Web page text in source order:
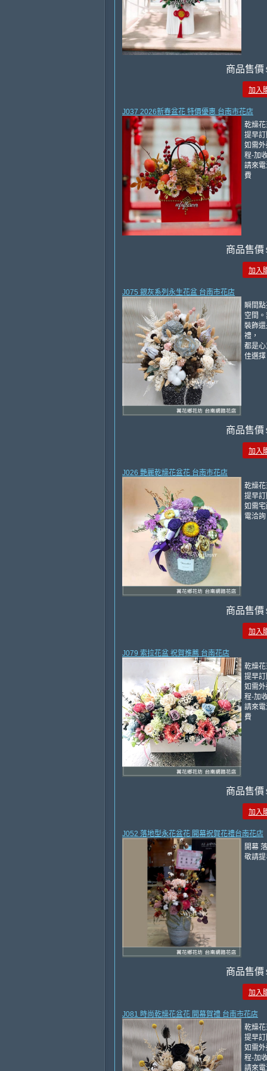
商品售價
加入
J037 2026新春盆花 特價優惠 台南市花店
乾燥
提早
如需
程-加
請來
費
商品售價
加入
J075 銀灰系列永生花盆 台南市花店
瞬間
空間
裝飾
禮，
都是
佳選
商品售價
加入
J026 艷麗乾燥花盆花 台南市花店
乾燥
提早
如需
電洽詢
商品售價
加入
J079 索拉花盆 祝賀推薦 台南花店
乾燥
提早
如需
程-加
請來
費
商品售價
加入
J052 落地型永花盆花 開幕祝賀花禮台南花店
開幕
敬請
商品售價
加入
J081 時尚乾燥花盆花 開幕賀禮 台南市花店
乾燥
提早
如需
程-加
請來